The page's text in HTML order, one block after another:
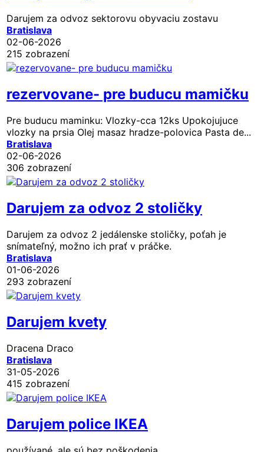
Darujem za odvoz sektorovu obyvaciu zostavu
Bratislava
02-06-2026
215 zobrazení
rezervovane- pre buducu mamičku
Pre buducu maminku: Vlozky-cca 12ks Upokojujuce
vlozky na prsia Olej masaz hradze-polovica Pasta de...
Bratislava
02-06-2026
306 zobrazení
Darujem za odvoz 2 stoličky
Darujem za odvoz 2 jedálenske stoličky, poťah je
snímateľný, možno ich prať v práčke.
Bratislava
01-06-2026
293 zobrazení
Darujem kvety
Dracena Draco
Bratislava
31-05-2026
415 zobrazení
Darujem police IKEA